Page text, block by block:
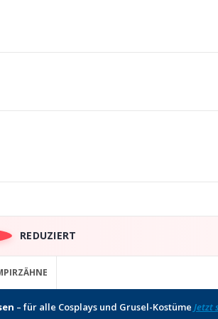
REDUZIERT
– für alle Cosplays und Grusel-Kostüme Jetzt